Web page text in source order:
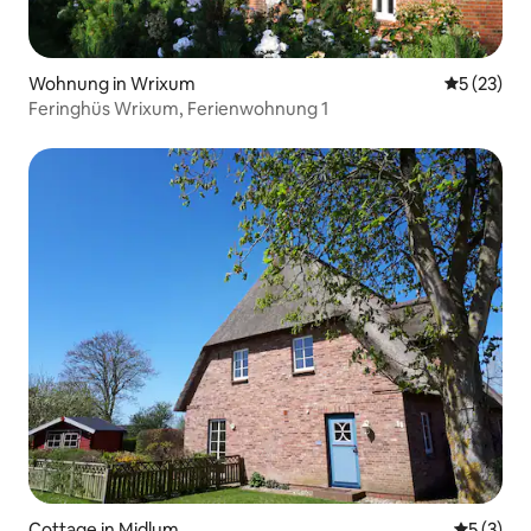
Wohnung in Wrixum
5 (23)
Feringhüs Wrixum, Ferienwohnung 1